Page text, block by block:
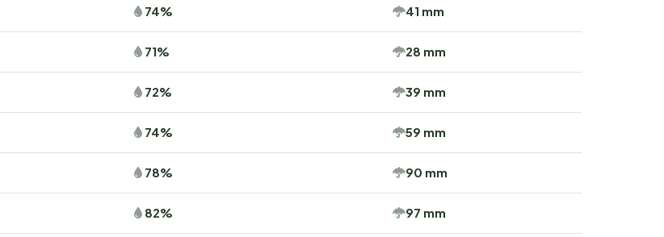
74% 41 mm
71% 28 mm
72% 39 mm
74% 59 mm
78% 90 mm
82% 97 mm